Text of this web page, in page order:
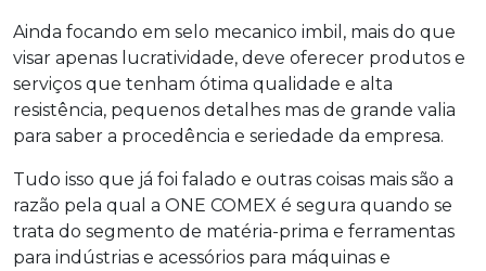
Ainda focando em selo mecanico imbil, mais do que
visar apenas lucratividade, deve oferecer produtos e
serviços que tenham ótima qualidade e alta
resistência, pequenos detalhes mas de grande valia
para saber a procedência e seriedade da empresa.
Tudo isso que já foi falado e outras coisas mais são a
razão pela qual a ONE COMEX é segura quando se
trata do segmento de matéria-prima e ferramentas
para indústrias e acessórios para máquinas e